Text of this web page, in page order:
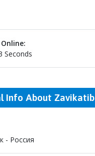
Seconds
Info About Zavikatib
- Россия